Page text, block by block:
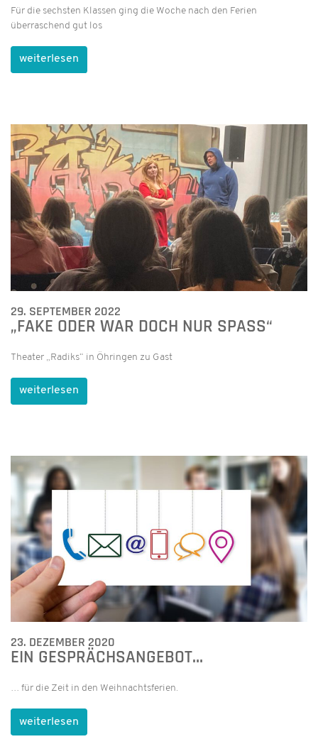
Für die sechsten Klassen ging die Woche nach den Ferien
überraschend gut los
weiterlesen
29. SEPTEMBER 2022
„FAKE ODER WAR DOCH NUR SPASS“
Theater „Radiks“ in Öhringen zu Gast
weiterlesen
23. DEZEMBER 2020
EIN GESPRÄCHSANGEBOT…
… für die Zeit in den Weihnachtsferien.
weiterlesen